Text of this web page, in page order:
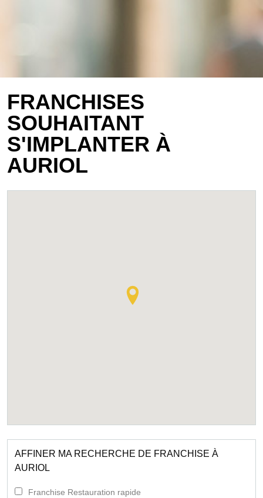
FRANCHISES
SOUHAITANT
S'IMPLANTER À
AURIOL
AFFINER MA RECHERCHE DE FRANCHISE À
AURIOL
Franchise Restauration rapide